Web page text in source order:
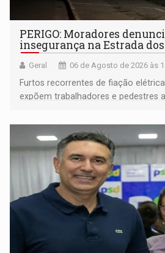
PERIGO: Moradores
insegurança na Estrada
Geral 06 de Agosto de 2026 às
Furtos recorrentes de fiação
expõem trabalhadores e pedestres